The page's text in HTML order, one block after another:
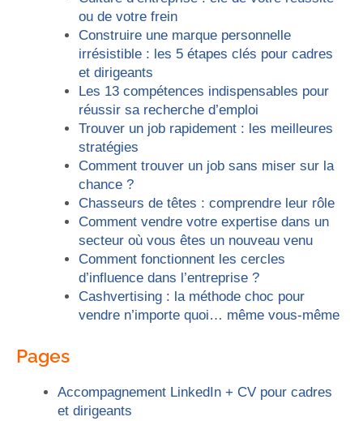
ou de votre frein
Construire une marque personnelle
irrésistible : les 5 étapes clés pour cadres
et dirigeants
Les 13 compétences indispensables pour
réussir sa recherche d’emploi
Trouver un job rapidement : les meilleures
stratégies
Comment trouver un job sans miser sur la
chance ?
Chasseurs de têtes : comprendre leur rôle
Comment vendre votre expertise dans un
secteur où vous êtes un nouveau venu
Comment fonctionnent les cercles
d’influence dans l’entreprise ?
Cashvertising : la méthode choc pour
vendre n’importe quoi… même vous-même
Pages
Accompagnement LinkedIn + CV pour cadres
et dirigeants